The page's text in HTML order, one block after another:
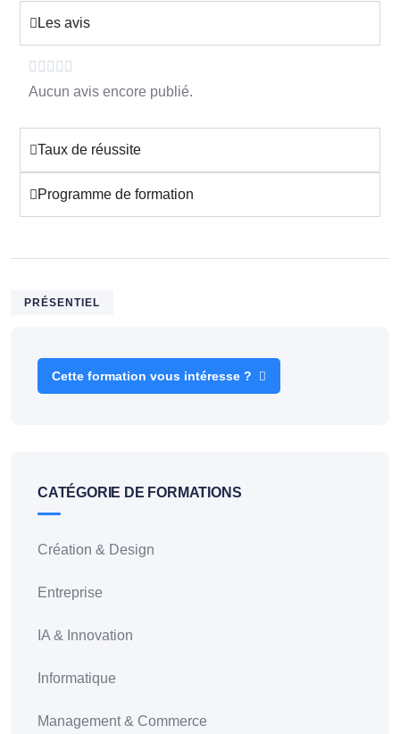
Les avis
Aucun avis encore publié.
Taux de réussite
Programme de formation
PRÉSENTIEL
Cette formation vous intéresse ?
CATÉGORIE DE FORMATIONS
Création & Design
Entreprise
IA & Innovation
Informatique
Management & Commerce